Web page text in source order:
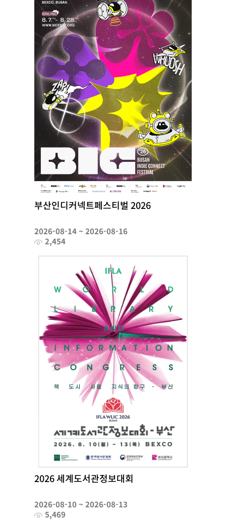
부산인디커넥트페스티벌 2026
2026-08-14 ~ 2026-08-16
2,454
2026 세계도서관정보대회
2026-08-10 ~ 2026-08-13
5,469